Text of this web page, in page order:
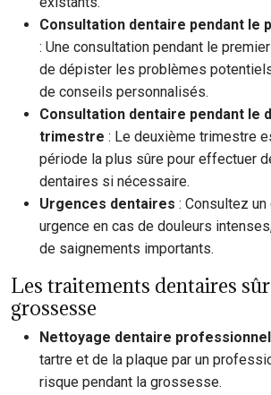
Consultation dentaire pendant le
: Une consultation pendant le
de dépister les problèmes
de conseils personnalisés.
Consultation dentaire pendant le
trimestre : Le deuxième trimestre
période la plus sûre pour effectuer
dentaires si nécessaire.
Urgences dentaires : Consultez
urgence en cas de douleurs
de saignements importants.
Les traitements dentaires
grossesse
Nettoyage dentaire professionnel
tartre et de la plaque par un
risque pendant la grossesse.